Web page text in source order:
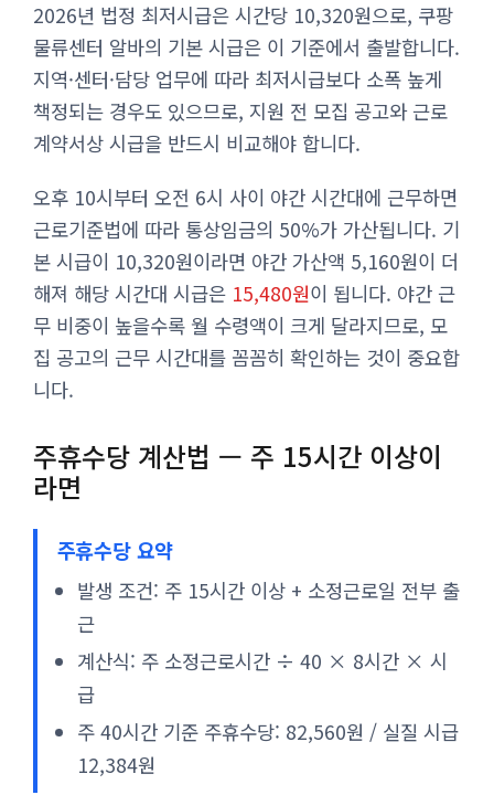
2026년 법정 최저시급은 시간당 10,320원으로, 쿠팡
물류센터 알바의 기본 시급은 이 기준에서 출발합니다.
지역·센터·담당 업무에 따라 최저시급보다 소폭 높게
책정되는 경우도 있으므로, 지원 전 모집 공고와 근로
계약서상 시급을 반드시 비교해야 합니다.
오후 10시부터 오전 6시 사이 야간 시간대에 근무하면
근로기준법에 따라 통상임금의 50%가 가산됩니다. 기
본 시급이 10,320원이라면 야간 가산액 5,160원이 더
해져 해당 시간대 시급은 15,480원이 됩니다. 야간 근
무 비중이 높을수록 월 수령액이 크게 달라지므로, 모
집 공고의 근무 시간대를 꼼꼼히 확인하는 것이 중요합
니다.
주휴수당 계산법 — 주 15시간 이상이
라면
주휴수당 요약
발생 조건: 주 15시간 이상 + 소정근로일 전부 출
근
계산식: 주 소정근로시간 ÷ 40 × 8시간 × 시
급
주 40시간 기준 주휴수당: 82,560원 / 실질 시급
12,384원